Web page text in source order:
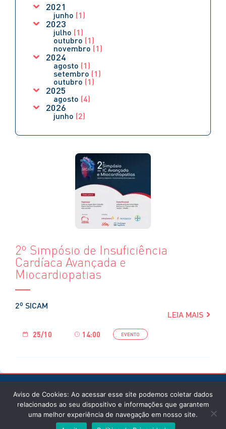
2021
junho (1)
2023
julho (1)
outubro (1)
novembro (1)
2024
agosto (1)
setembro (1)
outubro (1)
2025
agosto (4)
2026
junho (2)
2º Simpósio de Insuficiência
Cardíaca Avançada e
Miocardiopatias
2º SICAM
LEIA MAIS
25/10 14:00 EVENTO
Aviso de Cookies: Ao acessar esse site podemos coletar dados
relacionados ao seu dispositivo e informações que garantem
uma melhor experiência de navegação em nosso site.